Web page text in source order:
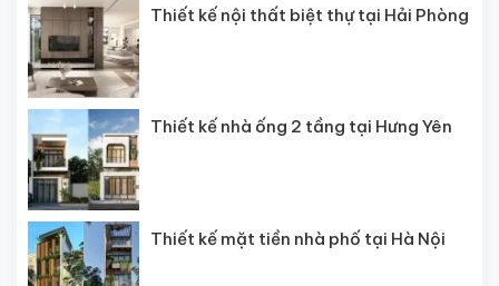
Thiết kế nội thất biệt thự tại Hải Phòng
Thiết kế nhà ống 2 tầng tại Hưng Yên
Thiết kế mặt tiền nhà phố tại Hà Nội